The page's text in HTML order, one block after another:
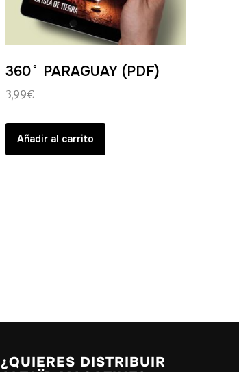
360˚ PARAGUAY (PDF)
3,99€
Añadir al carrito
¿QUIERES DISTRIBUIR